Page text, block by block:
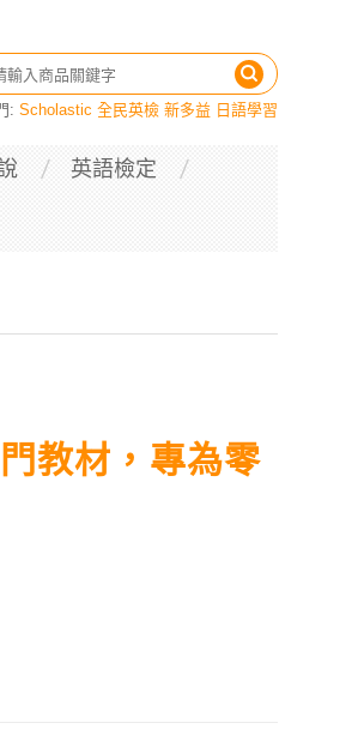
: Scholastic 全民英檢 新多益 日語學習
英語檢定
教材，專為零